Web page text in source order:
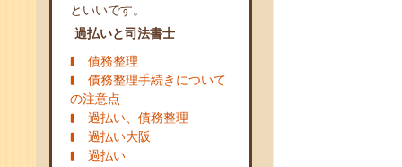
といいです。
過払いと司法書士
債務整理
債務整理手続きについて
の注意点
過払い、債務整理
過払い大阪
過払い